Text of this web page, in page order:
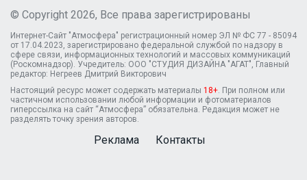
© Copyright 2026, Все права зарегистрированы
Интернет-Сайт "Атмосфера" регистрационный номер ЭЛ № ФС 77 - 85094
от 17.04.2023, зарегистрировано федеральной службой по надзору в
сфере связи, информационных технологий и массовых коммуникаций
(Роскомнадзор). Учредитель: ООО "СТУДИЯ ДИЗАЙНА "АГАТ", Главный
редактор: Негреев Дмитрий Викторович
Настоящий ресурс может содержать материалы 18+ . При полном или
частичном использовании любой информации и фотоматериалов
гиперссылка на сайт “Атмосфера” обязательна. Редакция может не
разделять точку зрения авторов.
Реклама Контакты